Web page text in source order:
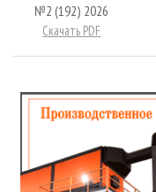
№2 (192) 2026
Скачать PDF